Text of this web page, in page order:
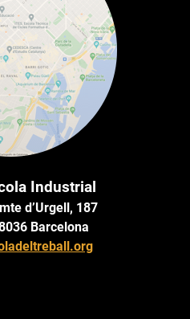
Industrial
d’Urgell, 187
Barcelona